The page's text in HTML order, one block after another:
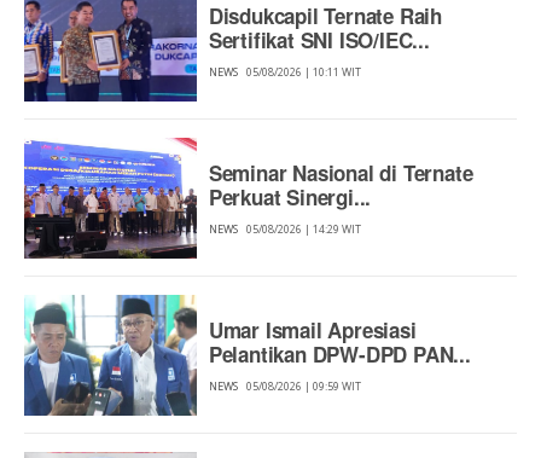
Disdukcapil Ternate Raih
Sertifikat SNI ISO/IEC...
NEWS 05/08/2026 | 10:11 WIT
Seminar Nasional di Ternate
Perkuat Sinergi...
NEWS 05/08/2026 | 14:29 WIT
Umar Ismail Apresiasi
Pelantikan DPW-DPD PAN...
NEWS 05/08/2026 | 09:59 WIT